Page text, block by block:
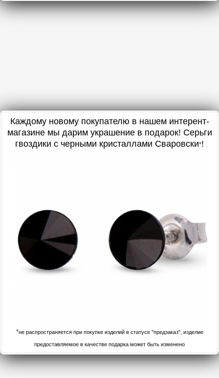
Каждому новому покупателю в нашем интерент-
магазине мы дарим украшение в подарок! Серьги
гвоздики с черными кристаллами Сваровски*!
*не распространяется при покупке изделий в статусе "предзаказ", изделие
предоставляемое в качестве подарка может быть изменено